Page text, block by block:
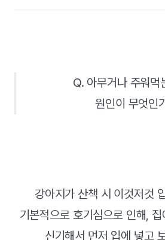
Q. 아무거나 주워먹
원인이 무엇인
강아지가 산책 시 이것저것
기본적으로 호기심으로 인해, 집
신기해서 먼저 입에 넣고